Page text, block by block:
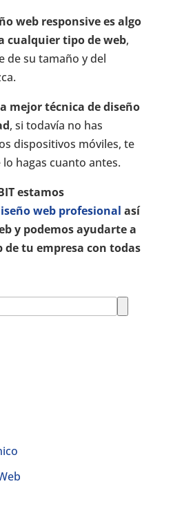
web responsive es algo
cualquier tipo de web,
de su tamaño y del
mejor técnica de diseño
, si todavía no has
dispositivos móviles, te
hagas cuanto antes.
estamos
web profesional así
y podemos ayudarte a
de tu empresa con todas